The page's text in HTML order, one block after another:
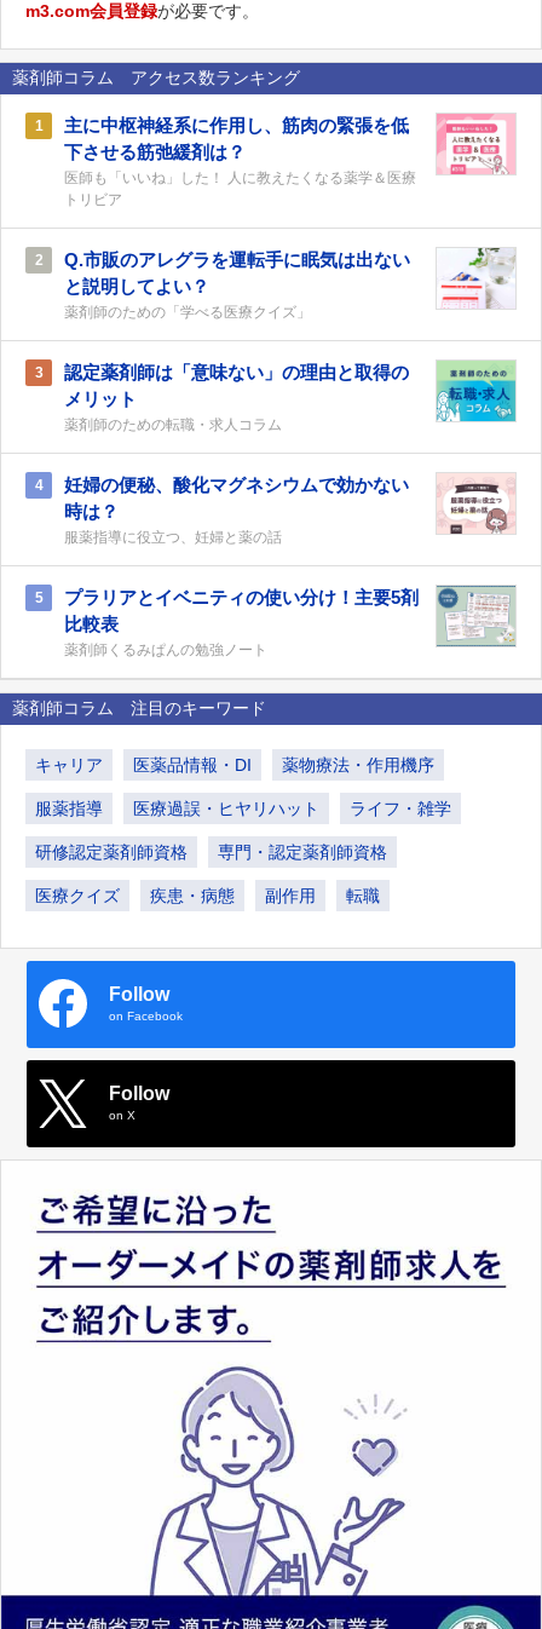
m3.com会員登録が必要です。
薬剤師コラム アクセス数ランキング
1
主に中枢神経系に作用し、筋肉の緊張を低
下させる筋弛緩剤は？
医師も「いいね」した！ 人に教えたくなる薬学＆医療
トリビア
2
Q.市販のアレグラを運転手に眠気は出ない
と説明してよい？
薬剤師のための「学べる医療クイズ」
3
認定薬剤師は「意味ない」の理由と取得の
メリット
薬剤師のための転職・求人コラム
4
妊婦の便秘、酸化マグネシウムで効かない
時は？
服薬指導に役立つ、妊婦と薬の話
5
プラリアとイベニティの使い分け！主要5剤
比較表
薬剤師くるみぱんの勉強ノート
薬剤師コラム 注目のキーワード
キャリア 医薬品情報・DI 薬物療法・作用機序
服薬指導 医療過誤・ヒヤリハット ライフ・雑学
研修認定薬剤師資格 専門・認定薬剤師資格
医療クイズ 疾患・病態 副作用 転職
Follow
on Facebook
Follow
on X